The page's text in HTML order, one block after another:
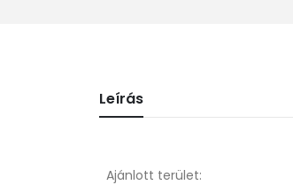
Leírás
Ajánlott terület: